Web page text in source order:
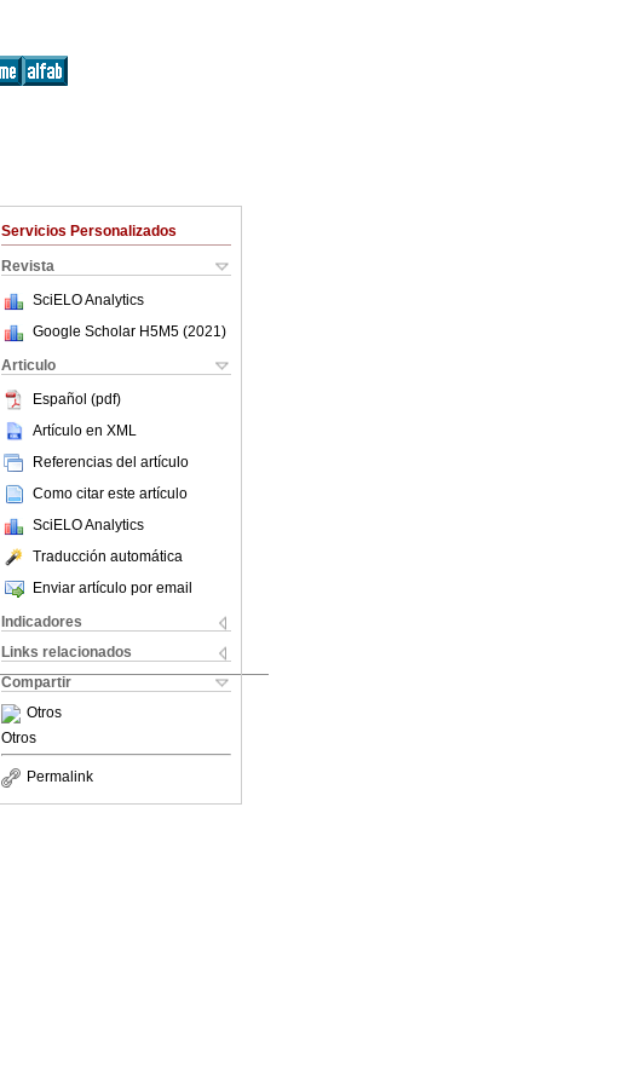
Servicios Personalizados
Revista
SciELO Analytics
Google Scholar H5M5 (2021 )
Articulo
Español (pdf)
Artículo en XML
Referencias del artículo
Como citar este artículo
SciELO Analytics
Traducción automática
Enviar artículo por email
Indicadores
Links relacionados
Compartir
Otros
Otros
Permalink